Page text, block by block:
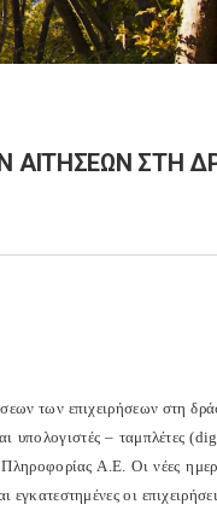
ΣΤΗ
των επιχειρήσεων στη
υπολογιστές – ταμπλέτες
Α.Ε. Οι νέες
οι